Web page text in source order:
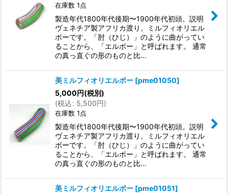
在庫数 1点
製造年代1800年代後期〜1900年代初頭。説明
ヴェネチア製アフリカ渡り。ミルフィオリエル
ボーです。「肘（ひじ）」のように曲がってい
ることから、「エルボー」と呼ばれます。 通常
の真っ直ぐの形のものと比…
美ミルフィオリエルボー [pme01050]
5,000円(税別)
(税込: 5,500円)
在庫数 1点
製造年代1800年代後期〜1900年代初頭。説明
ヴェネチア製アフリカ渡り。ミルフィオリエル
ボーです。「肘（ひじ）」のように曲がってい
ることから、「エルボー」と呼ばれます。 通常
の真っ直ぐの形のものと比…
美ミルフィオリエルボー [pme01051]